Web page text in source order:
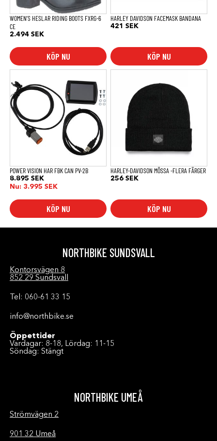
WOMEN’S HESLAR RIDING BOOTS FXRG-6
CE
2.494 SEK
KÖP NU
på
produktsidan
HARLEY DAVIDSON FACEMASK BANDANA
421 SEK
KÖP NU
POWER VISION HAR FBK CAN PV-2B
8.895 SEK
Nu: 3.995 SEK
KÖP NU
HARLEY-DAVIDSON MÖSSA -FLERA FÄRGER
256 SEK
KÖP NU
produkten
varianter.
olika
alternativen
väljas
produktsidan
NORTHBIKE SUNDSVALL
Kontorsvägen 8
852 29 Sundsvall
Tel: 060-61 33 15
info@northbike.se
Öppettider
Vardagar: 8-18, Lördag: 11-15
Söndag: Stängt
NORTHBIKE UMEÅ
Strömvägen 2
901 32 Umeå